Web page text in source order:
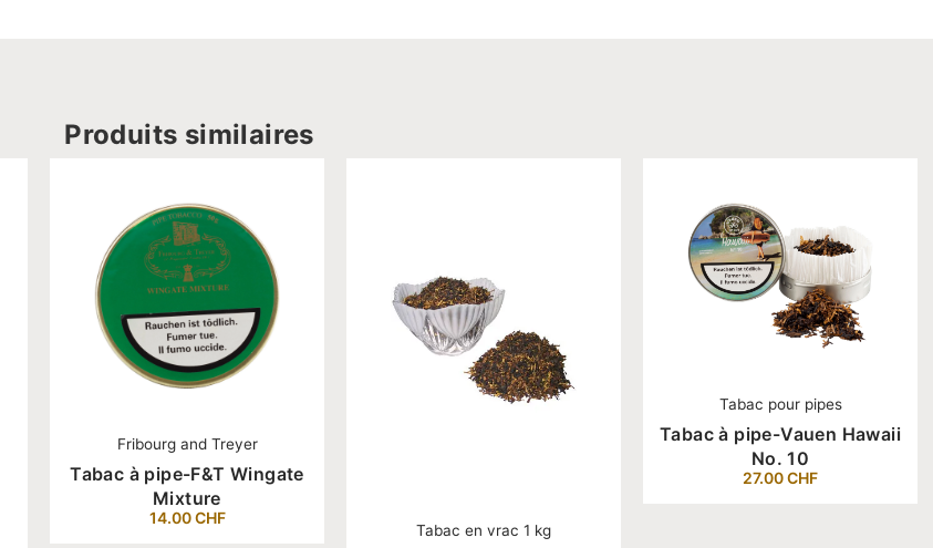
Produits similaires
Fribourg and Treyer
Tabac à pipe-F&T Wingate
Mixture
14.00CHF
Tabac en vrac 1 kg
Tabac pour pipes
Tabac à pipe-Vauen Hawaii
No. 10
27.00CHF